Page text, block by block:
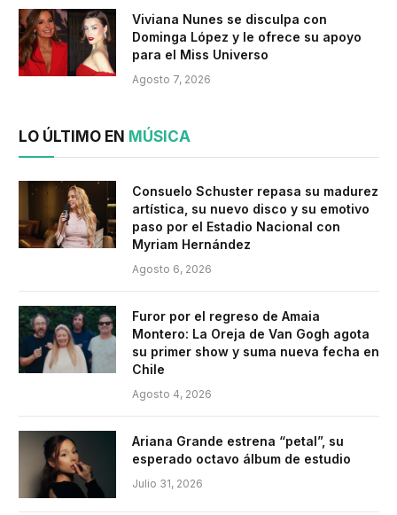
Viviana Nunes se disculpa con
Dominga López y le ofrece su apoyo
para el Miss Universo
Agosto 7, 2026
LO ÚLTIMO EN MÚSICA
Consuelo Schuster repasa su madurez
artística, su nuevo disco y su emotivo
paso por el Estadio Nacional con
Myriam Hernández
Agosto 6, 2026
Furor por el regreso de Amaia
Montero: La Oreja de Van Gogh agota
su primer show y suma nueva fecha en
Chile
Agosto 4, 2026
Ariana Grande estrena “petal”, su
esperado octavo álbum de estudio
Julio 31, 2026